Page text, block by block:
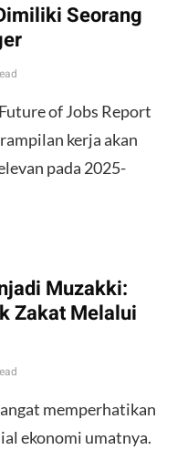
Seorang
of Jobs Report
kerja akan
pada 2025-
Muzakki:
Zakat Melalui
memperhatikan
ekonomi umatnya.